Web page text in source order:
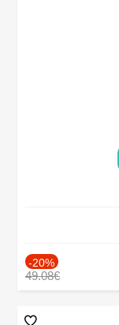
-20%
49.08€